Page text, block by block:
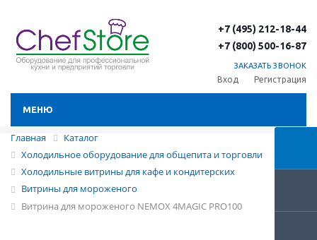
+7 (495) 212-18-44
+7 (800) 500-16-87
ЗАКАЗАТЬ ЗВОНОК
Вход Регистрация
МЕНЮ
Главная
Каталог
Холодильное оборудование для общепита и торговли
Холодильные витрины для кафе и кондитерских
Витрины для мороженого
Витрина для мороженого NEMOX 4MAGIC PRO100